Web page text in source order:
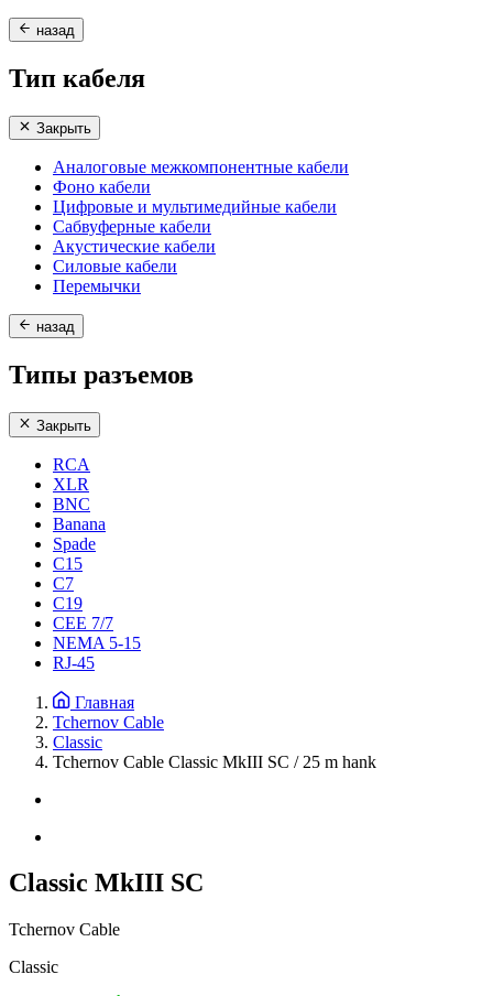
назад
Тип кабеля
Закрыть
Аналоговые межкомпонентные кабели
Фоно кабели
Цифровые и мультимедийные кабели
Сабвуферные кабели
Акустические кабели
Силовые кабели
Перемычки
назад
Типы разъемов
Закрыть
RCA
XLR
BNC
Banana
Spade
C15
С7
C19
CEE 7/7
NEMA 5-15
RJ-45
Главная
Tchernov Cable
Classic
Tchernov Cable Classic MkIII SC / 25 m hank
Classic MkIII SC
Tchernov Cable
Classic